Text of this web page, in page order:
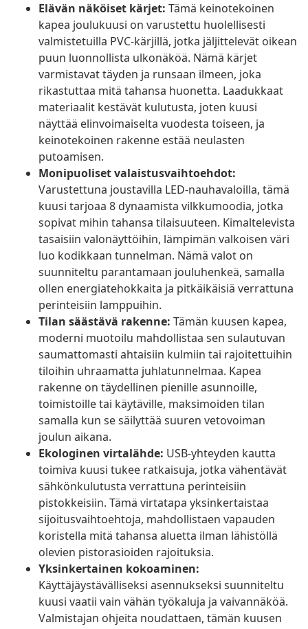
Elävän näköiset kärjet: Tämä keinotekoinen
kapea joulukuusi on varustettu huolellisesti
valmistetuilla PVC-kärjillä, jotka jäljittelevät oikean
puun luonnollista ulkonäköä. Nämä kärjet
varmistavat täyden ja runsaan ilmeen, joka
rikastuttaa mitä tahansa huonetta. Laadukkaat
materiaalit kestävät kulutusta, joten kuusi
näyttää elinvoimaiselta vuodesta toiseen, ja
keinotekoinen rakenne estää neulasten
putoamisen.
Monipuoliset valaistusvaihtoehdot:
Varustettuna joustavilla LED-nauhavaloilla, tämä
kuusi tarjoaa 8 dynaamista vilkkumoodia, jotka
sopivat mihin tahansa tilaisuuteen. Kimaltelevista
tasaisiin valonäyttöihin, lämpimän valkoisen väri
luo kodikkaan tunnelman. Nämä valot on
suunniteltu parantamaan jouluhenkeä, samalla
ollen energiatehokkaita ja pitkäikäisiä verrattuna
perinteisiin lamppuihin.
Tilan säästävä rakenne: Tämän kuusen kapea,
moderni muotoilu mahdollistaa sen sulautuvan
saumattomasti ahtaisiin kulmiin tai rajoitettuihin
tiloihin uhraamatta juhlatunnelmaa. Kapea
rakenne on täydellinen pienille asunnoille,
toimistoille tai käytäville, maksimoiden tilan
samalla kun se säilyttää suuren vetovoiman
joulun aikana.
Ekologinen virtalähde: USB-yhteyden kautta
toimiva kuusi tukee ratkaisuja, jotka vähentävät
sähkönkulutusta verrattuna perinteisiin
pistokkeisiin. Tämä virtatapa yksinkertaistaa
sijoitusvaihtoehtoja, mahdollistaen vapauden
koristella mitä tahansa aluetta ilman lähistöllä
olevien pistorasioiden rajoituksia.
Yksinkertainen kokoaminen:
Käyttäjäystävälliseksi asennukseksi suunniteltu
kuusi vaatii vain vähän työkaluja ja vaivannäköä.
Valmistajan ohjeita noudattaen, tämän kuusen